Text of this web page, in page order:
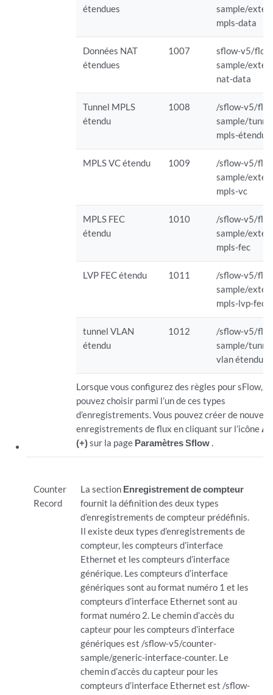
étendues
sample/
mpls-data
Données NAT
étendues
1007
sflow-v5/
sample/
nat-data
Tunnel MPLS
étendu
1008
/sflow-v5/
sample/
mpls-étendu
MPLS VC étendu 1009
/sflow-v5/
sample/
mpls-vc
MPLS FEC
étendu
1010
/sflow-v5/
sample/
mpls-fec
LVP FEC étendu 1011
/sflow-v5/
sample/
mpls-lvp-fec
tunnel VLAN
étendu
1012
/sflow-v5/
sample/
vlan étendu
Lorsque vous configurez des règles pour sFlow,
pouvez choisir parmi l’un de ces types
d’enregistrements. Vous pouvez créer de
enregistrements de flux en cliquant sur l’icône
(+)sur la page Paramètres Sflow.
Counter
Record
La section Enregistrement de compteur
fournit la définition des deux types
d’enregistrements de compteur prédéfinis.
Il existe deux types d’enregistrements de
compteur, les compteurs d’interface
Ethernet et les compteurs d’interface
générique. Les compteurs d’interface
génériques sont au format numéro 1 et les
compteurs d’interface Ethernet sont au
format numéro 2. Le chemin d’accès du
capteur pour les compteurs d’interface
génériques est /sflow-v5/counter-
sample/generic-interface-counter. Le
chemin d’accès du capteur pour les
compteurs d’interface Ethernet est /sflow-